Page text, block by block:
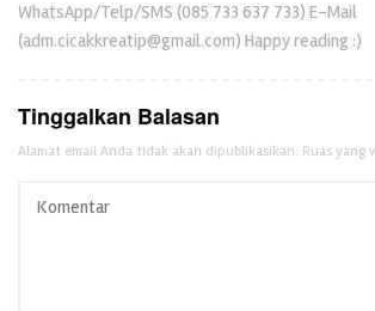
WhatsApp/Telp/SMS (085 733 637 733) E-Mail
(adm.cicakkreatip@gmail.com) Happy reading :)
Tinggalkan Balasan
Alamat email Anda tidak akan dipublikasikan. Ruas yang